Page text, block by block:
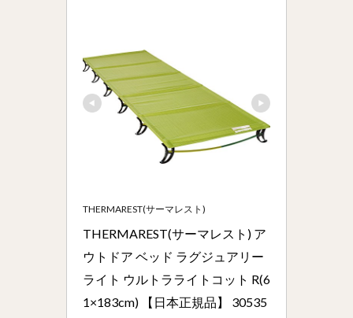
THERMAREST(サーマレスト)
THERMAREST(サーマレスト) ア
ウトドア ベッド ラグジュアリー
ライト ウルトラライトコット R(6
1×183cm) 【日本正規品】 30535